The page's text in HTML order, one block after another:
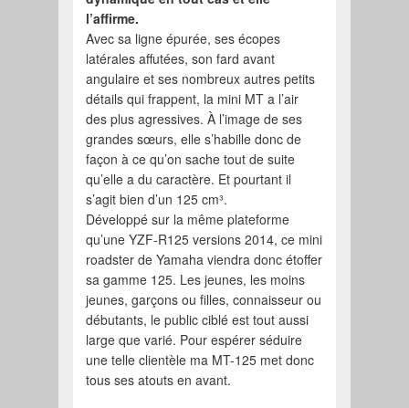
l’affirme.
Avec sa ligne épurée, ses écopes
latérales affutées, son fard avant
angulaire et ses nombreux autres petits
détails qui frappent, la mini MT a l’air
des plus agressives. À l’image de ses
grandes sœurs, elle s’habille donc de
façon à ce qu’on sache tout de suite
qu’elle a du caractère. Et pourtant il
s’agit bien d’un 125 cm³.
Développé sur la même plateforme
qu’une YZF-R125 versions 2014, ce mini
roadster de Yamaha viendra donc étoffer
sa gamme 125. Les jeunes, les moins
jeunes, garçons ou filles, connaisseur ou
débutants, le public ciblé est tout aussi
large que varié. Pour espérer séduire
une telle clientèle ma MT-125 met donc
tous ses atouts en avant.